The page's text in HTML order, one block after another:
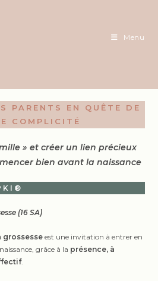
Menu
PARENTS EN QUÊTE DE
COMPLICITÉ
» et créer un lien précieux
bien avant la naissance
(16 SA)
grossesse est une invitation à entrer en
grâce à la présence, à
.